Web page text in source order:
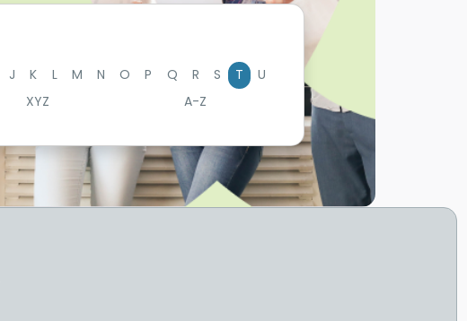
J K L M N O P Q R S T
U
XYZ A-Z